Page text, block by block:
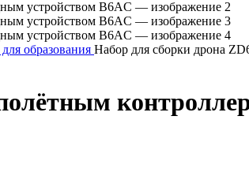
образования Набор для сборки дрона